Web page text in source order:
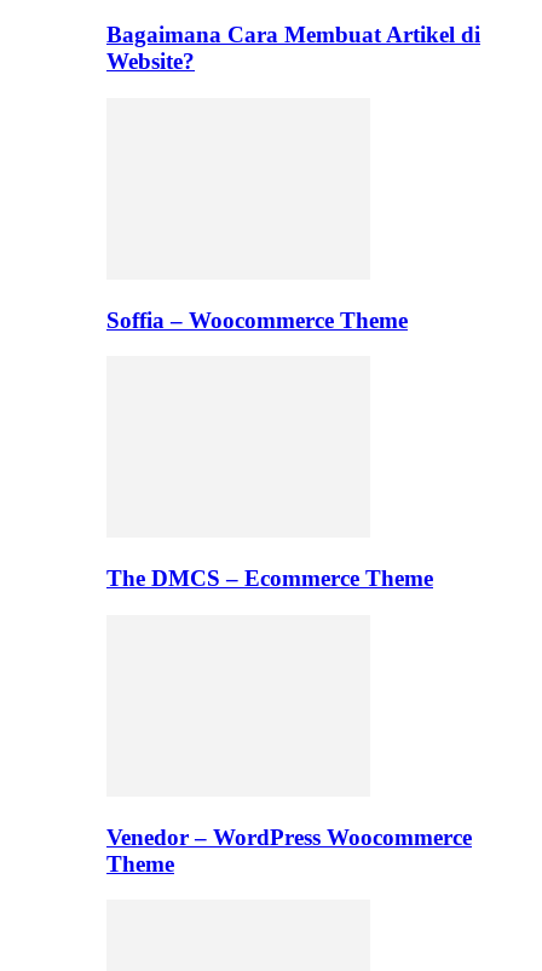
Bagaimana Cara Membuat Artikel di
Website?
Soffia – Woocommerce Theme
The DMCS – Ecommerce Theme
Venedor – WordPress Woocommerce
Theme